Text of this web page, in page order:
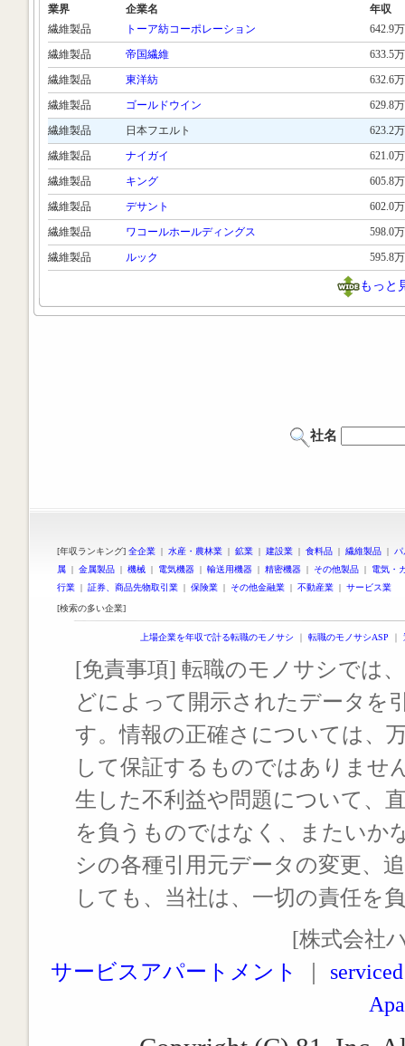
業界 企業名
年収
繊維製品
トーア紡コーポレーション
642.9万
繊維製品
帝国繊維
633.5万
繊維製品
東洋紡
632.6万
繊維製品
ゴールドウイン
629.8万
繊維製品
日本フエルト
623.2万
繊維製品
ナイガイ
621.0万
繊維製品
キング
605.8万
繊維製品
デサント
602.0万
繊維製品
ワコールホールディングス
598.0万
繊維製品
ルック 595.8万
もっと
社名
[年収ランキング] 全企業 | 水産・農林業 | 鉱業 | 建設業 | 食料品 | 繊維製品 |
属 | 金属製品 | 機械 | 電気機器 | 輸送用機器 | 精密機器 | その他製品 | 電気・
行業 | 証券、商品先物取引業 | 保険業 | その他金融業 | 不動産業 | サービス業
[検索の多い企業]
上場企業を年収で計る転職のモノサシ ｜ 転職のモノサシASP ｜
[免責事項] 転職のモノサシでは
どによって開示されたデータを
す。情報の正確さについては、
して保証するものではありませ
生した不利益や問題について、
を負うものではなく、またいか
シの各種引用元データの変更、
しても、当社は、一切の責任を
[株式会社
サービスアパートメント